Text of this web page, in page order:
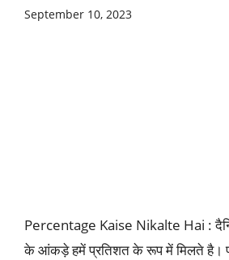
September 10, 2023
Percentage Kaise Nikalte Hai :
के आंकड़े हमें प्रतिशत के रूप में मिलते है।